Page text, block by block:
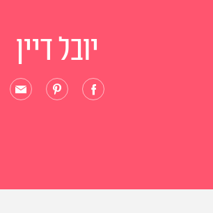
ביוטי
יובל דיין